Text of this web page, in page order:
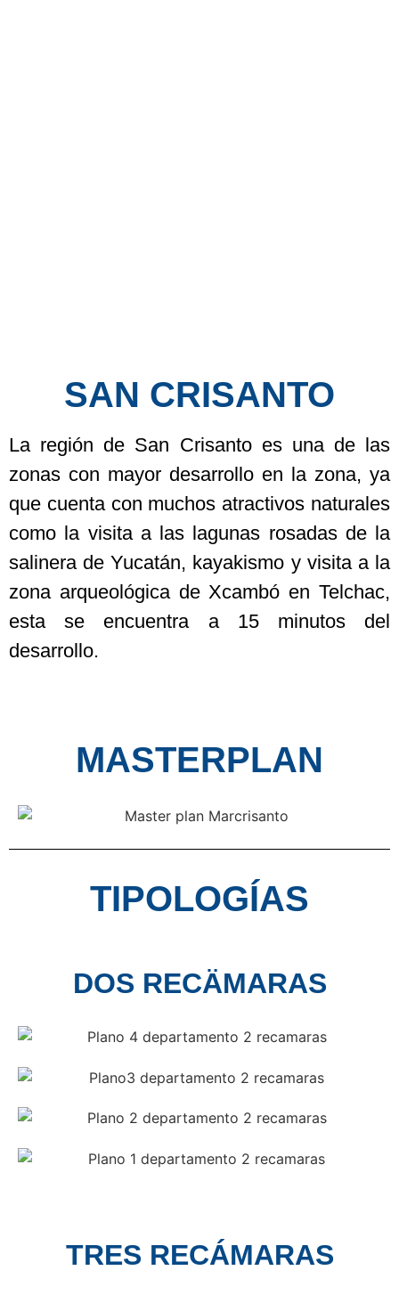
SAN CRISANTO
La región de San Crisanto es una de las
zonas con mayor desarrollo en la zona, ya
que cuenta con muchos atractivos naturales
como la visita a las lagunas rosadas de la
salinera de Yucatán, kayakismo y visita a la
zona arqueológica de Xcambó en Telchac,
esta se encuentra a 15 minutos del
desarrollo.
MASTERPLAN
TIPOLOGÍAS
DOS RECÄMARAS
TRES RECÁMARAS